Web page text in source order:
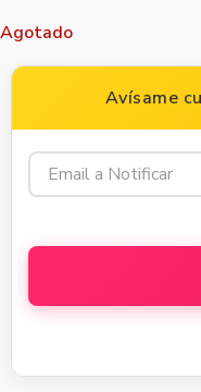
Agotado
Avísame